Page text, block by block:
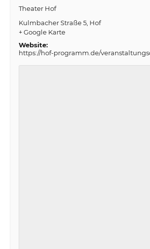
Theater Hof
Kulmbacher Straße 5 Hof
+ Google Karte
Website:
https://hof-programm.de/